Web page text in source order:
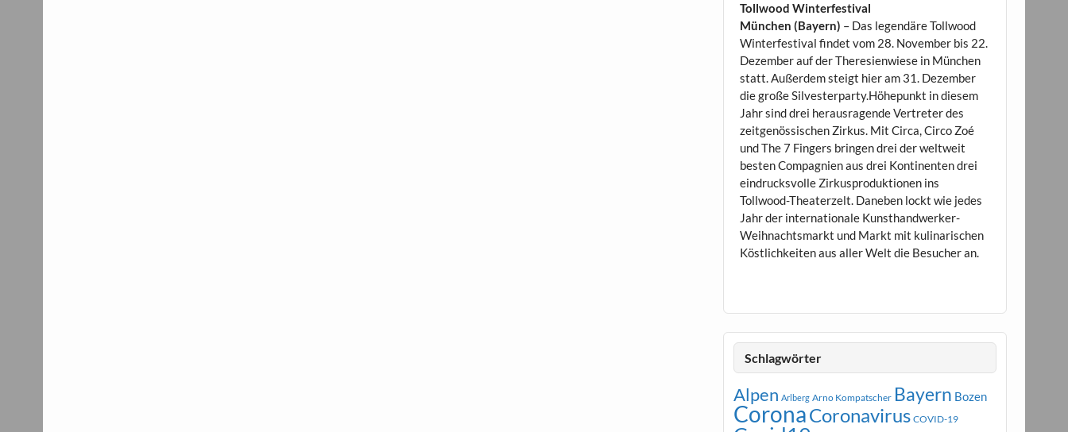
Tollwood Winterfestival
München (Bayern) – Das legendäre Tollwood
Winterfestival findet vom 28. November bis 22.
Dezember auf der Theresienwiese in München
statt. Außerdem steigt hier am 31. Dezember
die große Silvesterparty.Höhepunkt in diesem
Jahr sind drei herausragende Vertreter des
zeitgenössischen Zirkus. Mit Circa, Circo Zoé
und The 7 Fingers bringen drei der weltweit
besten Compagnien aus drei Kontinenten drei
eindrucksvolle Zirkusproduktionen ins
Tollwood-Theaterzelt. Daneben lockt wie jedes
Jahr der internationale Kunsthandwerker-
Weihnachtsmarkt und Markt mit kulinarischen
Köstlichkeiten aus aller Welt die Besucher an.
Schlagwörter
Alpen Arlberg Arno Kompatscher Bayern Bozen
CoronaCoronavirus COVID-19